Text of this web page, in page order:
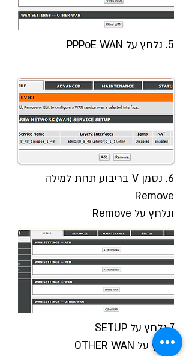
5. נלחץ על PPPoE WAN
6. נסמן V בריבוע תחת למילה
Remove
ונלחץ על Remove
7.נלחץ על SETUP
נלחץ על OTHER WAN